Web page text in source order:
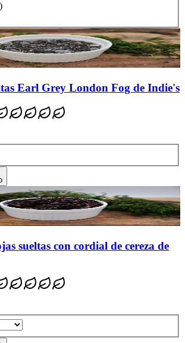
)
Earl Grey London Fog de Indie's
sueltas con cordial de cereza de